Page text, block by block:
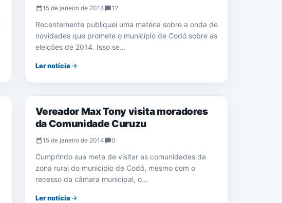
15 de janeiro de 2014 12
Recentemente publiquei uma matéria sobre a onda de
novidades que promete o município de Codó sobre as
eleições de 2014. Isso se…
Ler notícia
POLÍTICA
Vereador Max Tony visita moradores
da Comunidade Curuzu
15 de janeiro de 2014 0
Cumprindo sua meta de visitar as comunidades da
zona rural do município de Codó, mesmo com o
recesso da câmara municipal, o…
Ler notícia